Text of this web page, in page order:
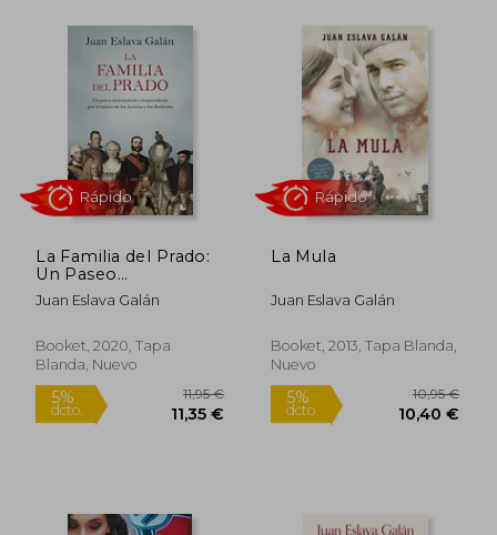
dcto. 12,30 € dcto.
La Familia del Prado:
Un Paseo
Desenfadado y
Sorprendente por el
y los Borbones
(Divulgación)
Juan Eslava Galán
Booket, 2020, Tapa
Blanda, Nuevo
La Mula
Juan Eslava Galán
Booket, 2013, Tapa Blanda,
Nuevo